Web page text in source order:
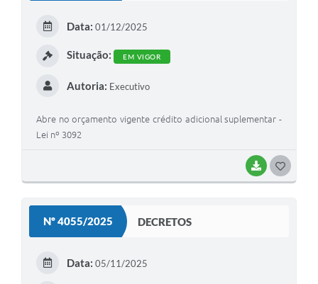
BAIXAR
Data: 01/12/2025
Situação: EM VIGOR
Autoria: Executivo
Abre no orçamento vigente crédito adicional suplementar -
Lei nº 3092
Nº 4055/2025 DECRETOS
Data: 05/11/2025